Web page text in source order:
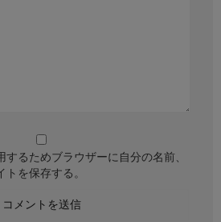
るためブラウザーに自分の名前、
トを保存する。